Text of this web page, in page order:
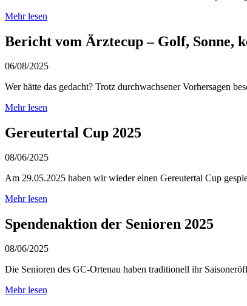
Mehr lesen
Bericht vom Ärztecup – Golf, Sonne,
06/08/2025
Wer hätte das gedacht? Trotz durchwachsener Vorhersagen
Mehr lesen
Gereutertal Cup 2025
08/06/2025
Am 29.05.2025 haben wir wieder einen Gereutertal Cup
Mehr lesen
Spendenaktion der Senioren 2025
08/06/2025
Die Senioren des GC-Ortenau haben traditionell ihr
Mehr lesen